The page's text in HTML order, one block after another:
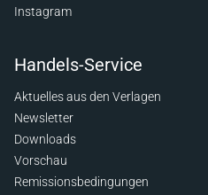
Instagram
Handels-Service
Aktuelles aus den Verlagen
Newsletter
Downloads
Vorschau
Remissionsbedingungen